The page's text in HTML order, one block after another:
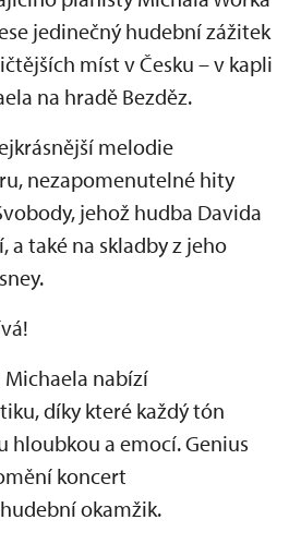
jedinečný hudební zážitek
míst v Česku – v kapli
na hradě Bezděz.
melodie
nezapomenutelné hity
jehož hudba Davida
a také na skladby z jeho
Michaela nabízí
díky které každý tón
hloubkou a emocí. Genius
koncert
okamžik.